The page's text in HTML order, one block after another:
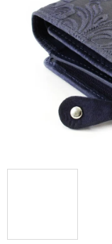
hvězdiček.